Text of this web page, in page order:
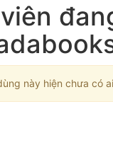
này hiện chưa có